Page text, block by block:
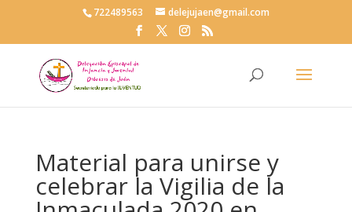
722489563 delejujaen@gmail.com
Material para unirse y
celebrar la Vigilia de la